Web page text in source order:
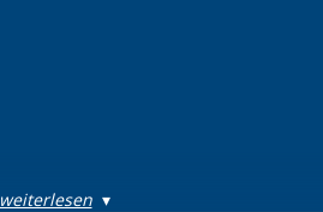
weiterlesen▾